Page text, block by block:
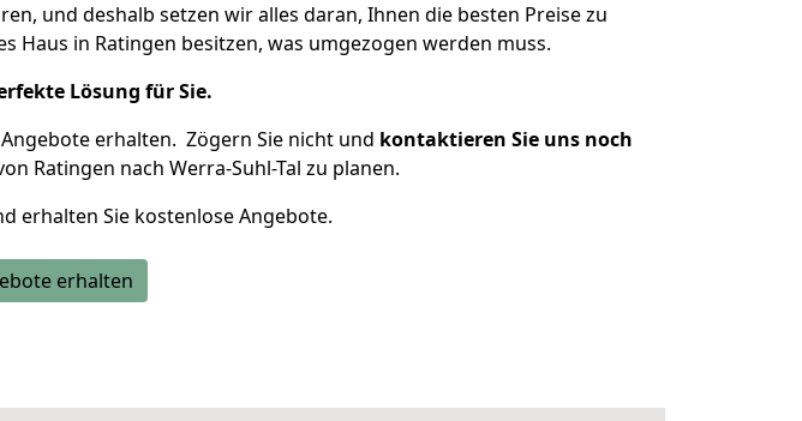
und deshalb setzen wir alles daran, Ihnen die besten Preise zu
Haus in Ratingen besitzen, was umgezogen werden muss.
Lösung für Sie.
erhalten. Zögern Sie nicht und kontaktieren Sie uns noch
Ratingen nach Werra-Suhl-Tal zu planen.
erhalten Sie kostenlose Angebote.
erhalten